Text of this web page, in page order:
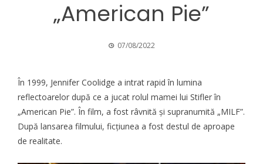
„American Pie”
07/08/2022
În 1999, Jennifer Coolidge a intrat rapid în lumina
reflectoarelor după ce a jucat rolul mamei lui Stifler în
„American Pie”. În film, a fost râvnită și supranumită „MILF”.
După lansarea filmului, ficțiunea a fost destul de aproape
de realitate.